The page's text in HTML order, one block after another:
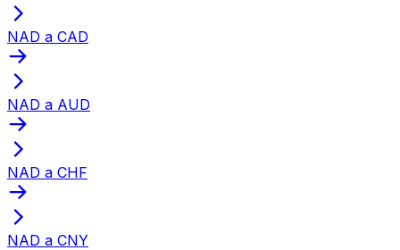
NAD a CAD
NAD a AUD
NAD a CHF
NAD a CNY